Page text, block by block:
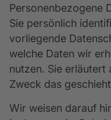
Personenbezogene
Sie persönlich
vorliegende
welche Daten wir
nutzen. Sie erläutert
Zweck das
Wir weisen darauf